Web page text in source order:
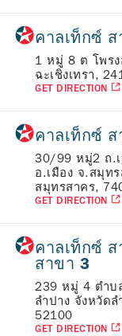
คาลเท็กซ์
1 หมู่ 8 ต โพรง
ฉะเชิงเทรา,
GET DIRECTION
คาลเท็กซ์ ส
30/99 หมู่2 ถ.
อ.เมือง จ.สมุท
สมุทรสาคร,
GET DIRECTION
คาลเท็กซ์
สาขา 3
239 หมู่ 4 ตำบ
ลำปาง จังหวัด
52100
GET DIRECTION